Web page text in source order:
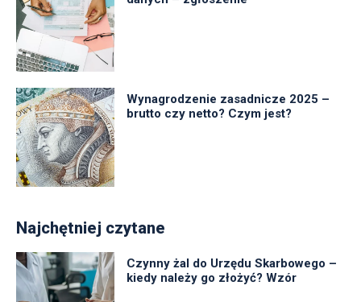
Wynagrodzenie zasadnicze 2025 –
brutto czy netto? Czym jest?
Najchętniej czytane
Czynny żal do Urzędu Skarbowego –
kiedy należy go złożyć? Wzór